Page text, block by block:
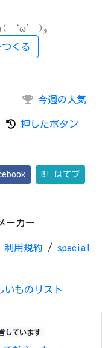
ログイン不要でかんたん٩( ‘ω’ )و
くる
今週の人気
押したボタン
B! はてブ
ーカー
利用規約 / special
いものリスト
しています